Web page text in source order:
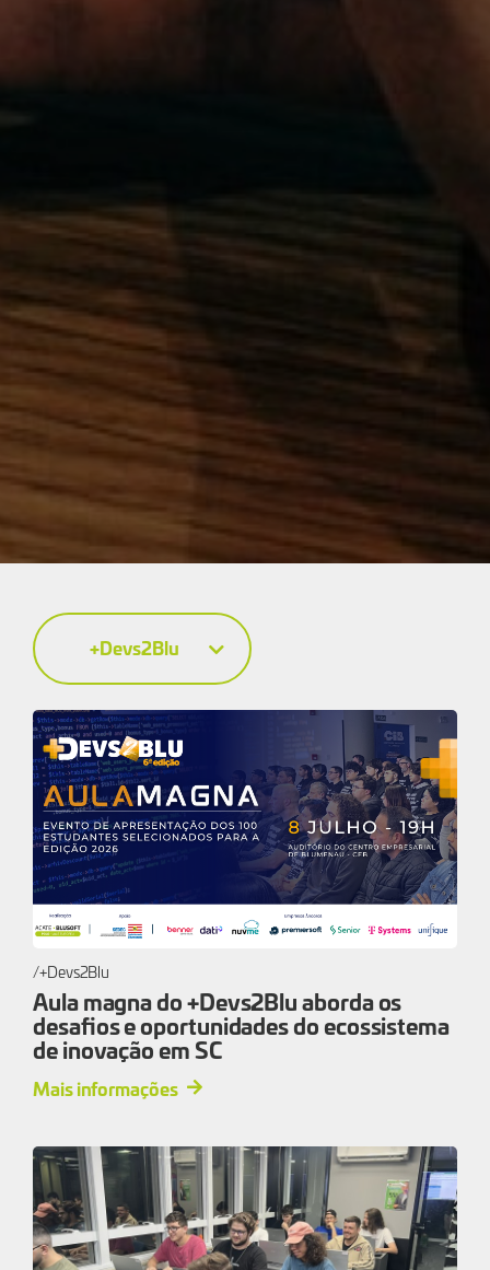
+Devs2Blu
+Devs2Blu
Aula magna do +Devs2Blu aborda os
desafios e oportunidades do ecossistema
de inovação em SC
Mais informações